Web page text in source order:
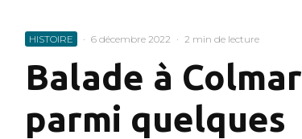
HISTOIRE · 6 décembre 2022 · 2 min de lecture
Balade à Colmar
parmi quelques